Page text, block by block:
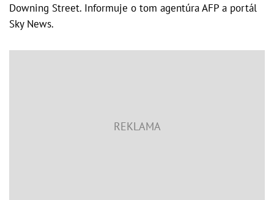
Downing Street. Informuje o tom agentúra AFP a portál
Sky News.